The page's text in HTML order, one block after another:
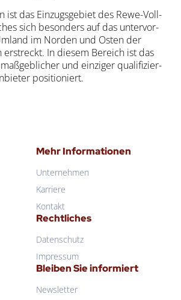
ist das Ein­zugs­ge­biet des Rewe-Voll­
sich beson­ders auf das unter­vor­
im Nor­den und Osten der
erstreckt. In die­sem Bereich ist das
und ein­zi­ger qua­li­fi­zier­
posi­tio­niert.
Mehr Informationen
Unternehmen
Karriere
Kontakt
Rechtliches
Datenschutz
Impressum
Bleiben Sie informiert
Newsletter